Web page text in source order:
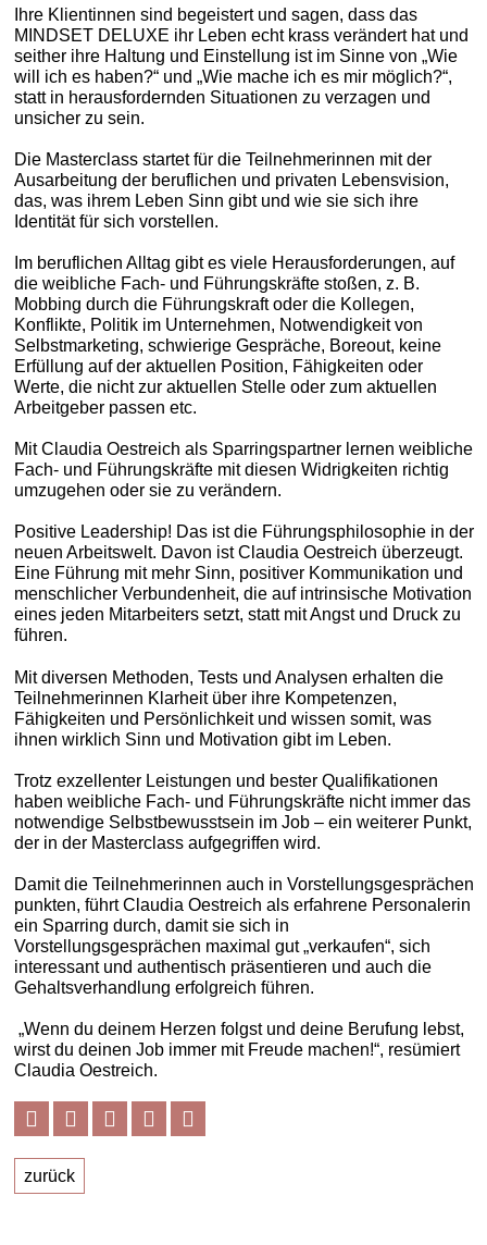
Ihre Klientinnen sind begeistert und sagen, dass das
MINDSET DELUXE ihr Leben echt krass verändert hat und
seither ihre Haltung und Einstellung ist im Sinne von „Wie
will ich es haben?“ und „Wie mache ich es mir möglich?“,
statt in herausfordernden Situationen zu verzagen und
unsicher zu sein.
Die Masterclass startet für die Teilnehmerinnen mit der
Ausarbeitung der beruflichen und privaten Lebensvision,
das, was ihrem Leben Sinn gibt und wie sie sich ihre
Identität für sich vorstellen.
Im beruflichen Alltag gibt es viele Herausforderungen, auf
die weibliche Fach- und Führungskräfte stoßen, z. B.
Mobbing durch die Führungskraft oder die Kollegen,
Konflikte, Politik im Unternehmen, Notwendigkeit von
Selbstmarketing, schwierige Gespräche, Boreout, keine
Erfüllung auf der aktuellen Position, Fähigkeiten oder
Werte, die nicht zur aktuellen Stelle oder zum aktuellen
Arbeitgeber passen etc.
Mit Claudia Oestreich als Sparringspartner lernen weibliche
Fach- und Führungskräfte mit diesen Widrigkeiten richtig
umzugehen oder sie zu verändern.
Positive Leadership! Das ist die Führungsphilosophie in der
neuen Arbeitswelt. Davon ist Claudia Oestreich überzeugt.
Eine Führung mit mehr Sinn, positiver Kommunikation und
menschlicher Verbundenheit, die auf intrinsische Motivation
eines jeden Mitarbeiters setzt, statt mit Angst und Druck zu
führen.
Mit diversen Methoden, Tests und Analysen erhalten die
Teilnehmerinnen Klarheit über ihre Kompetenzen,
Fähigkeiten und Persönlichkeit und wissen somit, was
ihnen wirklich Sinn und Motivation gibt im Leben.
Trotz exzellenter Leistungen und bester Qualifikationen
haben weibliche Fach- und Führungskräfte nicht immer das
notwendige Selbstbewusstsein im Job – ein weiterer Punkt,
der in der Masterclass aufgegriffen wird.
Damit die Teilnehmerinnen auch in Vorstellungsgesprächen
punkten, führt Claudia Oestreich als erfahrene Personalerin
ein Sparring durch, damit sie sich in
Vorstellungsgesprächen maximal gut „verkaufen“, sich
interessant und authentisch präsentieren und auch die
Gehaltsverhandlung erfolgreich führen.
„Wenn du deinem Herzen folgst und deine Berufung lebst,
wirst du deinen Job immer mit Freude machen!“, resümiert
Claudia Oestreich.
zurück